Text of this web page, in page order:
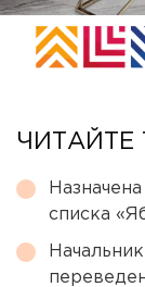
ЧИТАЙТЕ
списка